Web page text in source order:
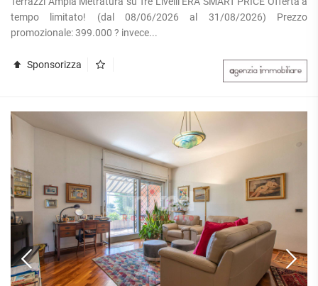
QUADRILOCALI
ATTICI
CASE
MANSARDE
VILLE
RUSTICI E
CASALI
UFFICI
ATTIVITÀ
IN
APPARTAMENTI
PIANO
CON BOX
APPARTAMENTI
VICINO
METROPOLITANA
VILLETTE
A
SCHIERA
tempo limitato! (dal 08/06/2026 al 31/08/2026) Prezzo
promozionale: 399.000 ? invece...
Sponsorizza